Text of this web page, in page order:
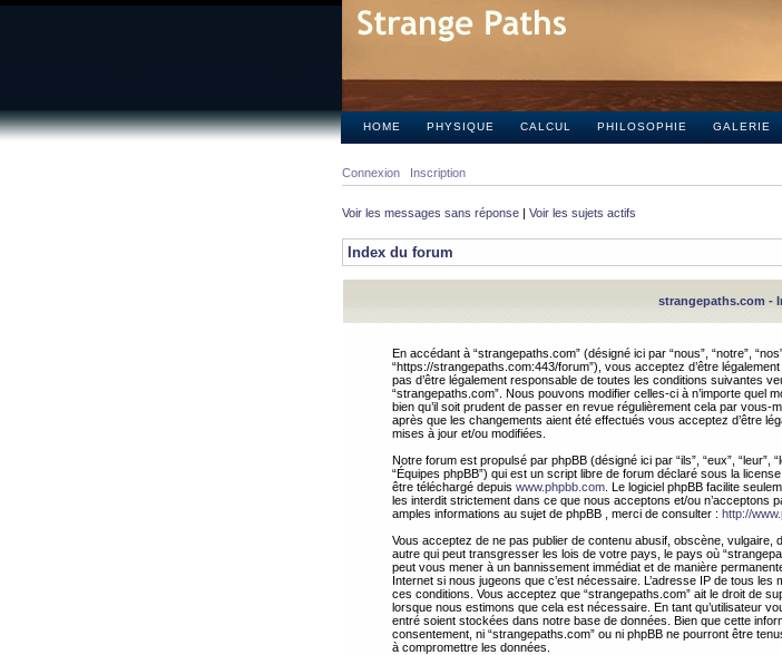
HOME PHYSIQUE CALCUL PHILOSOPHIE GALERIE
Connexion Inscription
Voir les messages sans réponse | Voir les sujets actifs
Index du forum
strangepaths.com -
En accédant à “strangepaths.com” (désigné ici par “nous”, “notre”,
“https://strangepaths.com:443/forum”), vous acceptez d’être
pas d’être légalement responsable de toutes les conditions suivantes
“strangepaths.com”. Nous pouvons modifier celles-ci à n’importe quel
bien qu’il soit prudent de passer en revue régulièrement cela par vous-
après que les changements aient été effectués vous acceptez d’être
mises à jour et/ou modifiées.
Notre forum est propulsé par phpBB (désigné ici par “ils”, “eux”, “leur”,
“Équipes phpBB”) qui est un script libre de forum déclaré sous la license
être téléchargé depuis www.phpbb.com . Le logiciel phpBB facilite
les interdit strictement dans ce que nous acceptons et/ou n’acceptons
amples informations au sujet de phpBB , merci de consulter : http://
Vous acceptez de ne pas publier de contenu abusif, obscène,
autre qui peut transgresser les lois de votre pays, le pays où
peut vous mener à un bannissement immédiat et de manière
Internet si nous jugeons que c’est nécessaire. L’adresse IP de tous
ces conditions. Vous acceptez que “strangepaths.com” ait le droit de
lorsque nous estimons que cela est nécessaire. En tant qu’utilisateur
entré soient stockées dans notre base de données. Bien que cette
consentement, ni “strangepaths.com” ou ni phpBB ne pourront être
à compromettre les données.